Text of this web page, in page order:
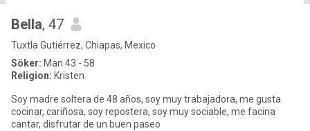
Bella, 47
Tuxtla Gutiérrez, Chiapas, Mexico
Söker: Man 43 - 58
Religion: Kristen
Soy madre soltera de 48 años, soy muy trabajadora, me gusta
cocinar, cariñosa, soy repostera, soy muy sociable, me facina
cantar, disfrutar de un buen paseo